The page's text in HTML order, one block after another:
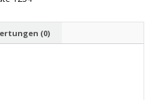
(0)